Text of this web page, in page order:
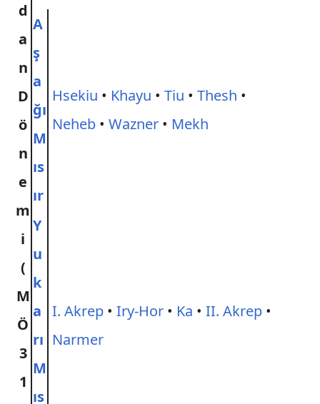
d
a
n
D
ö
n
e
m
i
(
M
Ö
3
1
A
ş
a
ğı
M
ıs
ır
Hsekiu • Khayu • Tiu • Thesh •
Neheb • Wazner • Mekh
Y
u
k
a
rı
M
ıs
I. Akrep • Iry-Hor • Ka • II. Akrep •
Narmer